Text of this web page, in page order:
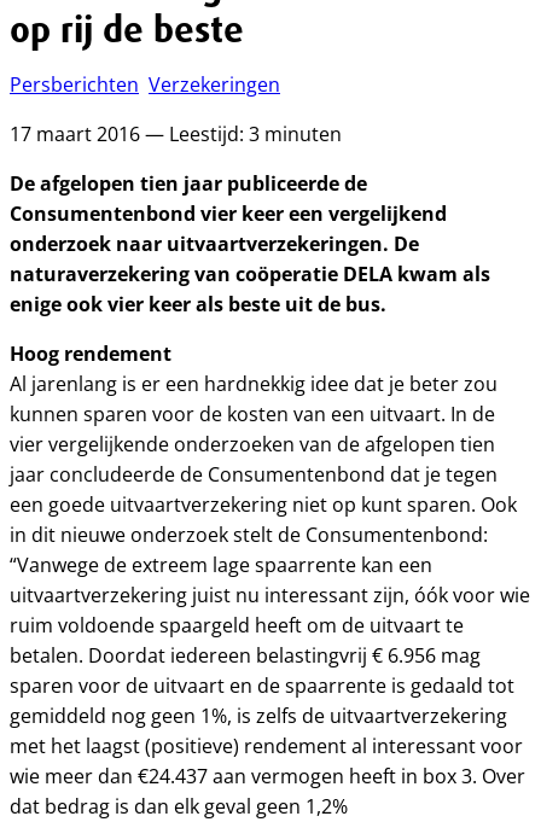
op rij de beste
Persberichten Verzekeringen
17 maart 2016 — Leestijd: 3 minuten
De afgelopen tien jaar publiceerde de
Consumentenbond vier keer een vergelijkend
onderzoek naar uitvaartverzekeringen. De
naturaverzekering van coöperatie DELA kwam als
enige ook vier keer als beste uit de bus.
Hoog rendement
Al jarenlang is er een hardnekkig idee dat je beter zou
kunnen sparen voor de kosten van een uitvaart. In de
vier vergelijkende onderzoeken van de afgelopen tien
jaar concludeerde de Consumentenbond dat je tegen
een goede uitvaartverzekering niet op kunt sparen. Ook
in dit nieuwe onderzoek stelt de Consumentenbond:
“Vanwege de extreem lage spaarrente kan een
uitvaartverzekering juist nu interessant zijn, óók voor wie
ruim voldoende spaargeld heeft om de uitvaart te
betalen. Doordat iedereen belastingvrij € 6.956 mag
sparen voor de uitvaart en de spaarrente is gedaald tot
gemiddeld nog geen 1%, is zelfs de uitvaartverzekering
met het laagst (positieve) rendement al interessant voor
wie meer dan €24.437 aan vermogen heeft in box 3. Over
dat bedrag is dan elk geval geen 1,2%